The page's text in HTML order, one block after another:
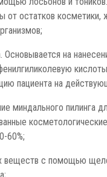
от остатков косметики,
Основывается на
пациента на
миндального пилинга
60%;
веществ с помощью